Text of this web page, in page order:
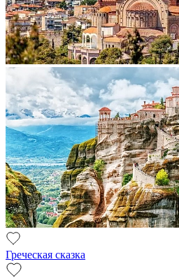
Греческая сказка